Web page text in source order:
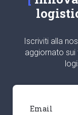
Iscriviti alla
aggiornato